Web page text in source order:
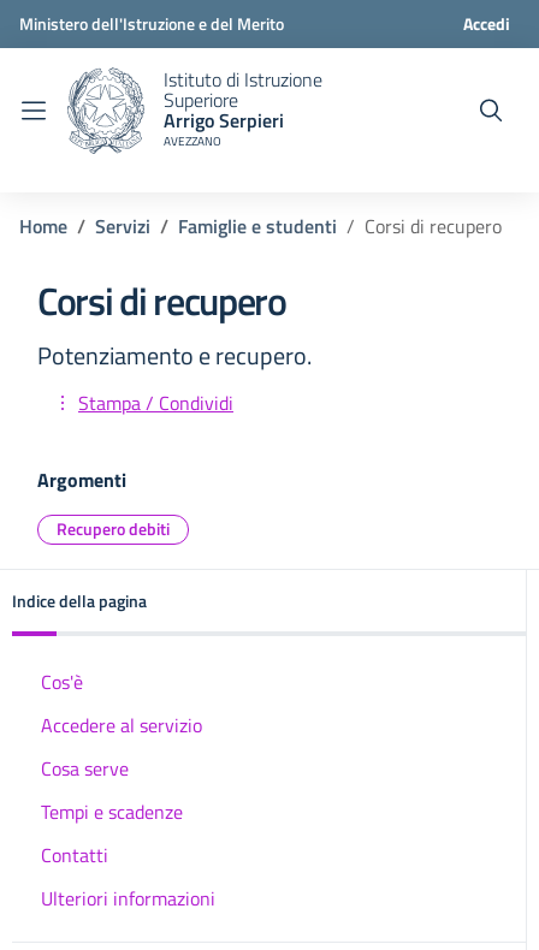
Ministero dell'Istruzione e del Merito Accedi
Istituto di Istruzione
Superiore
Arrigo Serpieri
AVEZZANO
Home Servizi Famiglie e studenti Corsi di recupero
Corsi di recupero
Potenziamento e recupero.
Stampa / Condividi
Argomenti
Recupero debiti
Indice della pagina
Cos'è
Accedere al servizio
Cosa serve
Tempi e scadenze
Contatti
Ulteriori informazioni